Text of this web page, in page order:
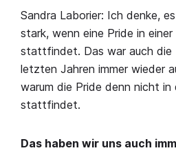
Sandra Laborier: Ich denke,
stark, wenn eine Pride in
stattfindet. Das war auch die
letzten Jahren immer wieder
warum die Pride denn nicht
stattfindet.
Das haben wir uns auch